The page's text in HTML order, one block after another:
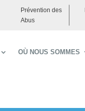
Prévention des
Abus
OÙ NOUS SOMMES